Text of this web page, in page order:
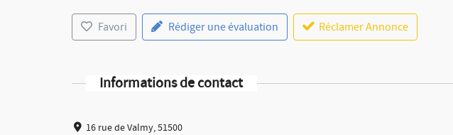
Favori Rédiger une évaluation Réclamer Annonce
Informations de contact
16 rue de Valmy, 51500